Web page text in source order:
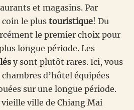
et magasins. Par
coin le plus touristique! Du
le premier choix pour
longue période. Les
y sont plutôt rares. Ici, vous
d’hôtel équipées
sur une longue période.
ville de Chiang Mai